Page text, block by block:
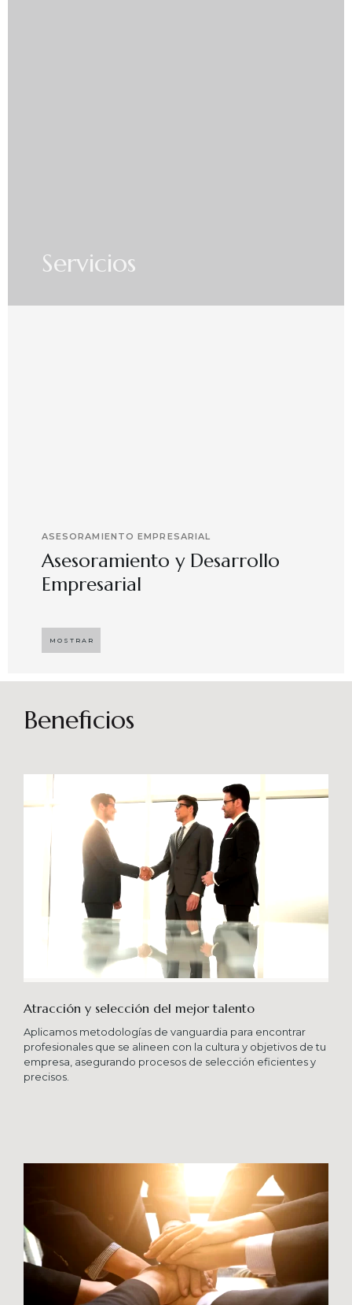
Servicios
ASESORAMIENTO EMPRESARIAL
Asesoramiento y Desarrollo
Empresarial
desarrollar el compromiso y motivación en el
capital humano en ambientes de trabajo más
sostenibles en el tiempo. Brindando soporte
especializado en proyectos integrales que
potencien su crecimiento en los niveles
esperados combinando una serie de buenas
prácticas y diversas metodologías.
MOSTRAR
Beneficios
Atracción y selección del mejor talento
Aplicamos metodologías de vanguardia para encontrar
profesionales que se alineen con la cultura y objetivos de tu
empresa, asegurando procesos de selección eficientes y
precisos.